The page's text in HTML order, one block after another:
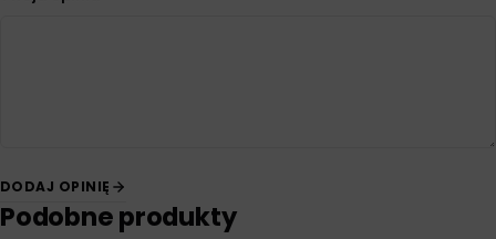
DODAJ OPINIĘ
Podobne produkty